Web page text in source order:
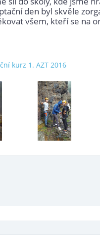
den byl skvěle
všem, kteří se na
kurz 1. AZT 2016